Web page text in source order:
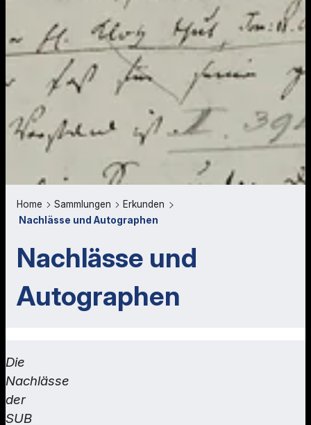
Home Sammlungen
Erkunden
Nachlässe und Autographen
Nachlässe und
Autographen
Die
Nachlässe
der
SUB